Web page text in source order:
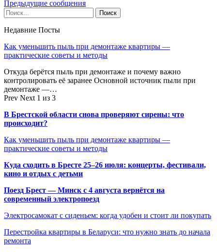
Предыдущие сообщения
Недавние Посты
Как уменьшить пыль при демонтаже квартиры —
практические советы и методы
Откуда берётся пыль при демонтаже и почему важно
контролировать её заранее Основной источник пыли при
демонтаже —…
Prev Next 1 из 3
В Брестской области снова проверяют сирены: что
происходит?
Как уменьшить пыль при демонтаже квартиры —
практические советы и методы
Куда сходить в Бресте 25–26 июля: концерты, фестивали,
кино и отдых с детьми
Поезд Брест — Минск с 4 августа вернётся на
современный электропоезд
Электросамокат с сиденьем: когда удобен и стоит ли покупать
Перестройка квартиры в Беларуси: что нужно знать до начала
ремонта